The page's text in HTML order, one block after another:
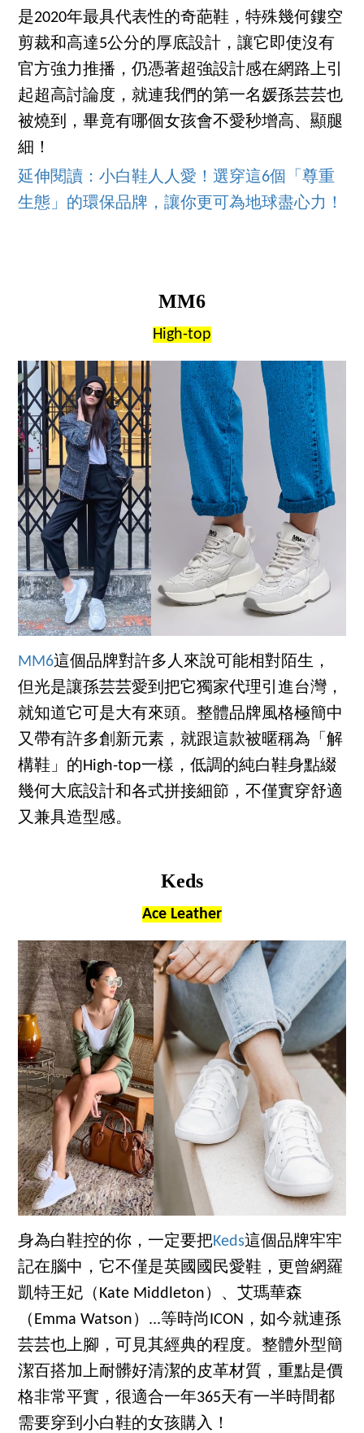
是2020年最具代表性的奇葩鞋，特殊幾何鏤空
剪裁和高達5公分的厚底設計，讓它即使沒有
官方強力推播，仍憑著超強設計感在網路上引
起超高討論度，就連我們的第一名媛孫芸芸也
被燒到，畢竟有哪個女孩會不愛秒增高、顯腿
細！
延伸閱讀：小白鞋人人愛！選穿這6個「尊重
生態」的環保品牌，讓你更可為地球盡心力！
MM6
High-top
MM6這個品牌對許多人來說可能相對陌生，
但光是讓孫芸芸愛到把它獨家代理引進台灣，
就知道它可是大有來頭。整體品牌風格極簡中
又帶有許多創新元素，就跟這款被暱稱為「解
構鞋」的High-top一樣，低調的純白鞋身點綴
幾何大底設計和各式拼接細節，不僅實穿舒適
又兼具造型感。
Keds
Ace Leather
身為白鞋控的你，一定要把Keds這個品牌牢牢
記在腦中，它不僅是英國國民愛鞋，更曾網羅
凱特王妃（Kate Middleton）、艾瑪華森
（Emma Watson）...等時尚ICON，如今就連孫
芸芸也上腳，可見其經典的程度。整體外型簡
潔百搭加上耐髒好清潔的皮革材質，重點是價
格非常平實，很適合一年365天有一半時間都
需要穿到小白鞋的女孩購入！